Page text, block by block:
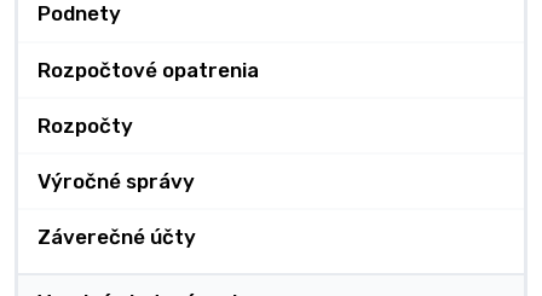
Podnety
Rozpočtové opatrenia
Rozpočty
Výročné správy
Záverečné účty